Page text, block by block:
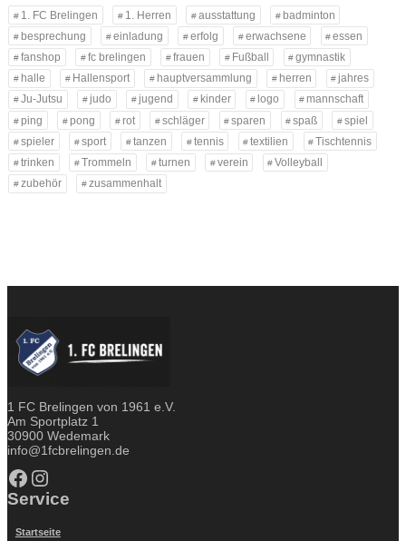
1. FC Brelingen 1. Herren ausstattung
badminton
besprechung
einladung erfolg erwachsene
essen
fanshop
fc brelingen frauen Fußball
gymnastik
halle
Hallensport hauptversammlung herren
jahres
Ju-Jutsu
judo jugend kinder logo
mannschaft
ping
pong rot schläger sparen spaß
spiel
spieler
sport tanzen tennis textilien
Tischtennis
trinken
Trommeln turnen verein
Volleyball
zubehör
zusammenhalt
1 FC Brelingen von 1961 e.V.
Am Sportplatz 1
30900 Wedemark
info@1fcbrelingen.de
Facebook Instagram
Service
Startseite